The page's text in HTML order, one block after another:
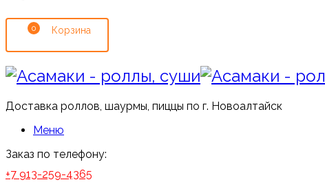
0
Доставка роллов, шаурмы, пиццы по г. Новоалтайск
Меню
Заказ по телефону:
+7 913-259-4365